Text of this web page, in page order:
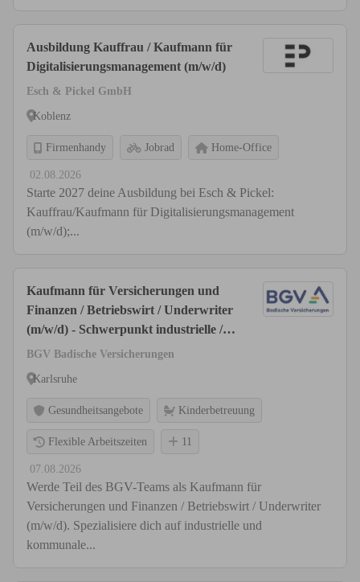
Ausbildung Kauffrau / Kaufmann für
Digitalisierungsmanagement (m/w/d)
Esch & Pickel GmbH
Koblenz
Firmenhandy Jobrad Home-Office
02.08.2026
Starte 2027 deine Ausbildung bei Esch & Pickel:
Kauffrau/Kaufmann für Digitalisierungsmanagement
(m/w/d);...
Kaufmann für Versicherungen und
Finanzen / Betriebswirt / Underwriter
(m/w/d) - Schwerpunkt industrielle /
kommunale Sachversicherung
BGV Badische Versicherungen
Karlsruhe
Gesundheitsangebote Kinderbetreuung
Flexible Arbeitszeiten 11
07.08.2026
Werde Teil des BGV-Teams als Kaufmann für
Versicherungen und Finanzen / Betriebswirt / Underwriter
(m/w/d). Spezialisiere dich auf industrielle und
kommunale...